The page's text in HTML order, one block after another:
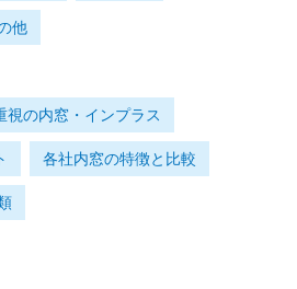
他
視の内窓・インプラス
各社内窓の特徴と比較